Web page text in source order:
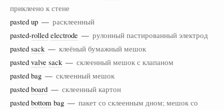
приклеено к стене
pasted up — расклеенный
pasted-rolled electrode — рулонный пастированный электрод
pasted sack— клеёный бумажный мешок
pasted valve sack— склеенный мешок с клапаном
pasted bag — склеенный мешок
pasted board — склеенный картон
pasted bottom bag — пакет со склеенным дном; мешок со